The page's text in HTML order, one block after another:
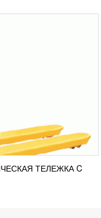
ТЕЛЕЖКА C